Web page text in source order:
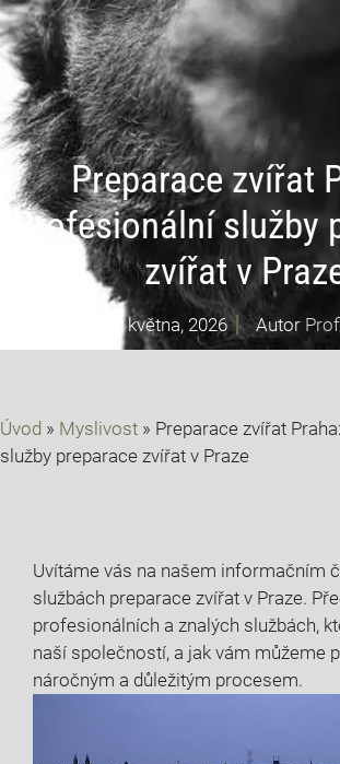
Preparace zvířat
Profesionální služby
zvířat v
20 května, 2026 Autor
Úvod » Myslivost » Preparace zvířat
služby preparace zvířat v Praze
Uvítáme vás na⁣ našem informačním
službách preparace zvířat v⁢ Praze.
profesionálních a znalých službách,
naší společností, a jak vám můžeme
⁢náročným‍ a důležitým procesem.